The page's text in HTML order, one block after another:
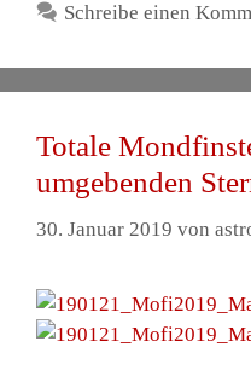
Schreibe einen
Totale
umgebenden
30. Januar 2019 von